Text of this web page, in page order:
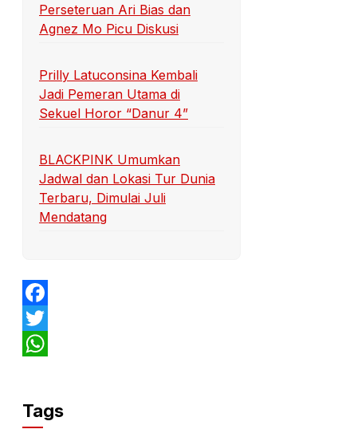
Perseteruan Ari Bias dan
Agnez Mo Picu Diskusi
Prilly Latuconsina Kembali
Jadi Pemeran Utama di
Sekuel Horor “Danur 4”
BLACKPINK Umumkan
Jadwal dan Lokasi Tur Dunia
Terbaru, Dimulai Juli
Mendatang
Facebook
Twitter
Tags